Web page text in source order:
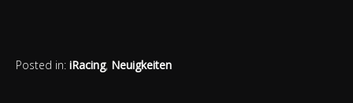
Posted in: iRacing, Neuigkeiten